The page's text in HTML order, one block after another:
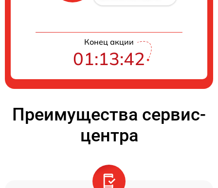
Конец акции
01:13:41
Преимущества сервис-
центра